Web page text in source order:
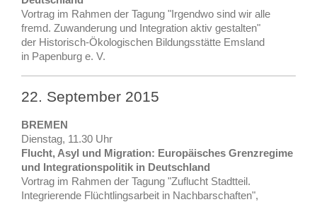
Vortrag im Rahmen der Tagung "Irgendwo sind wir alle
fremd. Zuwanderung und Integration aktiv gestalten"
der Historisch-Ökologischen Bildungsstätte Emsland
in Papenburg e. V.
22. September 2015
BREMEN
Dienstag, 11.30 Uhr
Flucht, Asyl und Migration: Europäisches Grenzregime
und Integrationspolitik in Deutschland
Vortrag im Rahmen der Tagung "Zuflucht Stadtteil.
Integrierende Flüchtlingsarbeit in Nachbarschaften",